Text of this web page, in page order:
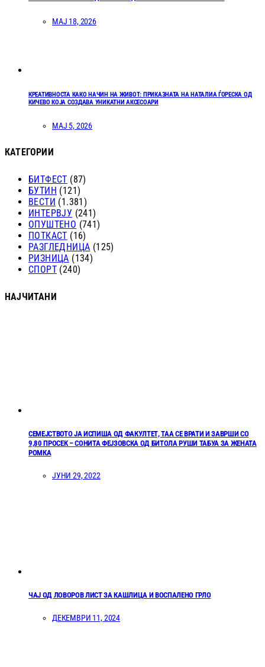
МАЈ 18, 2026
КРЕАТИВНОСТА КАКО НАЧИН НА ЖИВОТ: ПРИКАЗНАТА НА НАТАЛИА ЃОРЕСКА ОД
КИЧЕВО КОЈА СОЗДАВА УНИКАТНИ АКСЕСОАРИ
МАЈ 5, 2026
КАТЕГОРИИ
БИТФЕСТ (87)
БУТИН (121)
ВЕСТИ (1.381)
ИНТЕРВЈУ (241)
ОПУШТЕНО (741)
ПОТКАСТ (16)
РАЗГЛЕДНИЦА (125)
РИЗНИЦА (134)
СПОРТ (240)
НАЈЧИТАНИ
СЕМЕЈСТВОТО ЈА ИСПИША ОД ФАКУЛТЕТ, ТАА СЕ ВРАТИ И ЗАВРШИ СО
9,80 ПРОСЕК – СОНИТА ФЕЈЗОВСКА ОД БИТОЛА РУШИ ТАБУА ЗА ЖЕНАТА
РОМКА
ЈУНИ 29, 2022
ЧАЈ ОД ЛОВОРОВ ЛИСТ ЗА КАШЛИЦА И ВОСПАЛЕНО ГРЛО
ДЕКЕМВРИ 11, 2024